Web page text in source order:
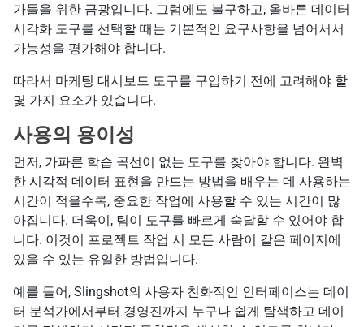
가들을 위한 금광입니다. 그럼에도 불구하고, 올바른 데이터
시각화 도구를 선택할 때는 기본적인 요구사항을 넘어서서
가능성을 평가해야 합니다.
따라서 마케팅 대시보드 도구를 구입하기 전에 고려해야 할
몇 가지 요소가 있습니다.
사용의 용이성
먼저, 가파른 학습 곡선이 없는 도구를 찾아야 합니다. 완벽
한 시각적 데이터 표현을 만드는 방법을 배우는 데 사용하는
시간이 적을수록, 중요한 작업에 사용할 수 있는 시간이 많
아집니다. 더욱이, 팀이 도구를 빠르게 숙달할 수 있어야 합
니다. 이것이 프로젝트 작업 시 모든 사람이 같은 페이지에
있을 수 있는 유일한 방법입니다.
예를 들어, Slingshot의 사용자 친화적인 인터페이스는 데이
터 분석가에서부터 경영진까지 누구나 쉽게 탐색하고 데이